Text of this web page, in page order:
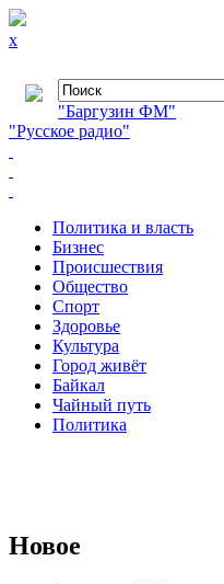
x
"Баргузин ФМ"
"Русское радио"
Политика и власть
Бизнес
Происшествия
Общество
Cпорт
Здоровье
Культура
Город живёт
Байкал
Чайный путь
Политика
Новое